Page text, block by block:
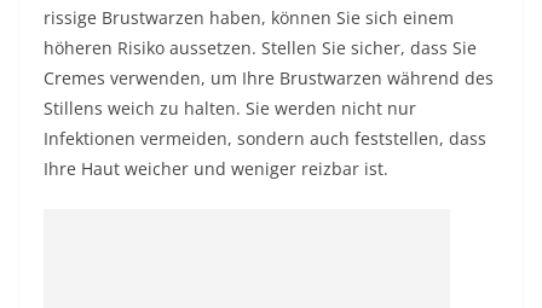
rissige Brustwarzen haben, können Sie sich einem
höheren Risiko aussetzen. Stellen Sie sicher, dass Sie
Cremes verwenden, um Ihre Brustwarzen während des
Stillens weich zu halten. Sie werden nicht nur
Infektionen vermeiden, sondern auch feststellen, dass
Ihre Haut weicher und weniger reizbar ist.